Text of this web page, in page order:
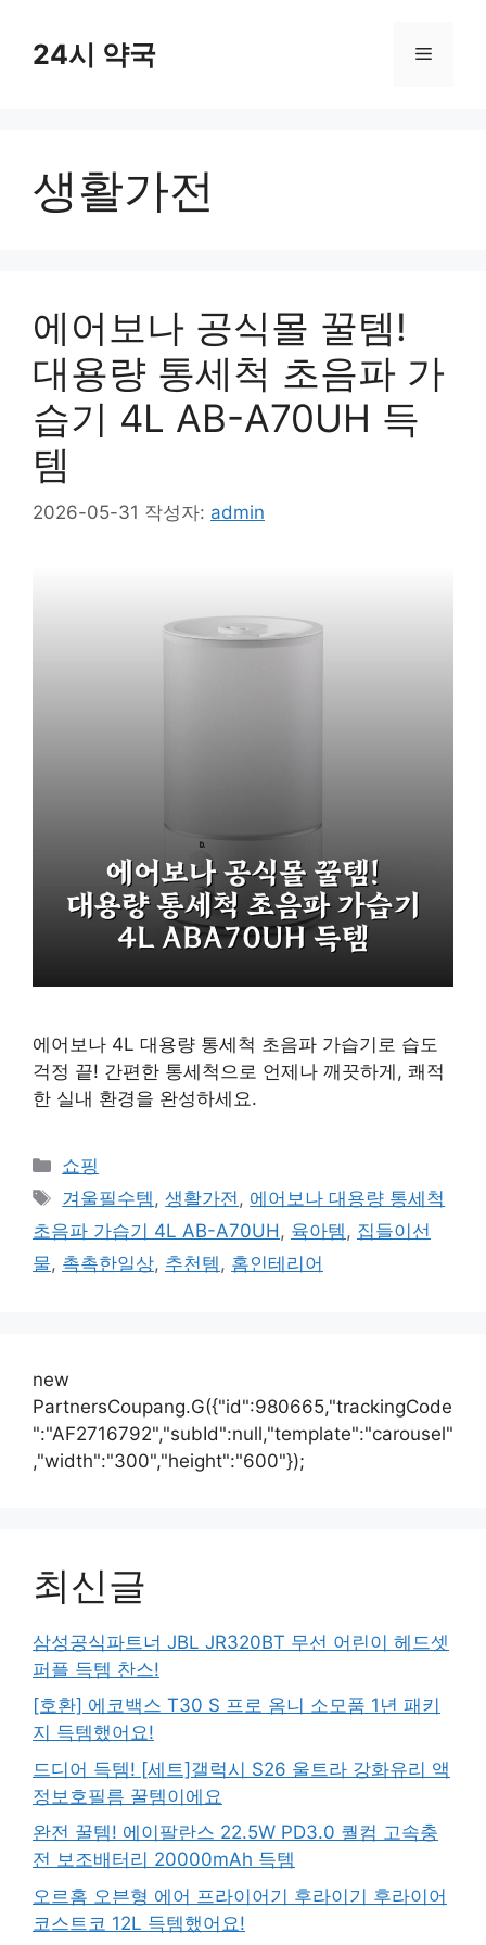
24시 약국 메
생활가전
에어보나 공식몰 꿀템!
대용량 통세척 초음파 가
습기 4L AB-A70UH 득
템
2026-05-31 작성자: admin
에어보나 4L 대용량 통세척 초음파 가습기로 습도
걱정 끝! 간편한 통세척으로 언제나 깨끗하게, 쾌적
한 실내 환경을 완성하세요.
카
테
고
리
쇼핑
태
그
겨울필수템 ,생활가전 , 에어보나 대용량 통세척
초음파 가습기 4L AB-A70UH , 육아템 , 집들이선
물, 촉촉한일상, 추천템 , 홈인테리어
new
PartnersCoupang.G({"id":980665,"trackingCode
":"AF2716792","subId":null,"template":"carousel"
,"width":"300","height":"600"});
최신글
삼성공식파트너 JBL JR320BT 무선 어린이 헤드셋
퍼플 득템 찬스!
[호환] 에코백스 T30 S 프로 옴니 소모품 1년 패키
지 득템했어요!
드디어 득템! [세트]갤럭시 S26 울트라 강화유리 액
정보호필름 꿀템이에요
완전 꿀템! 에이팔란스 22.5W PD3.0 퀄컴 고속충
전 보조배터리 20000mAh 득템
오르홈 오븐형 에어 프라이어기 후라이기 후라이어
코스트코 12L 득템했어요!